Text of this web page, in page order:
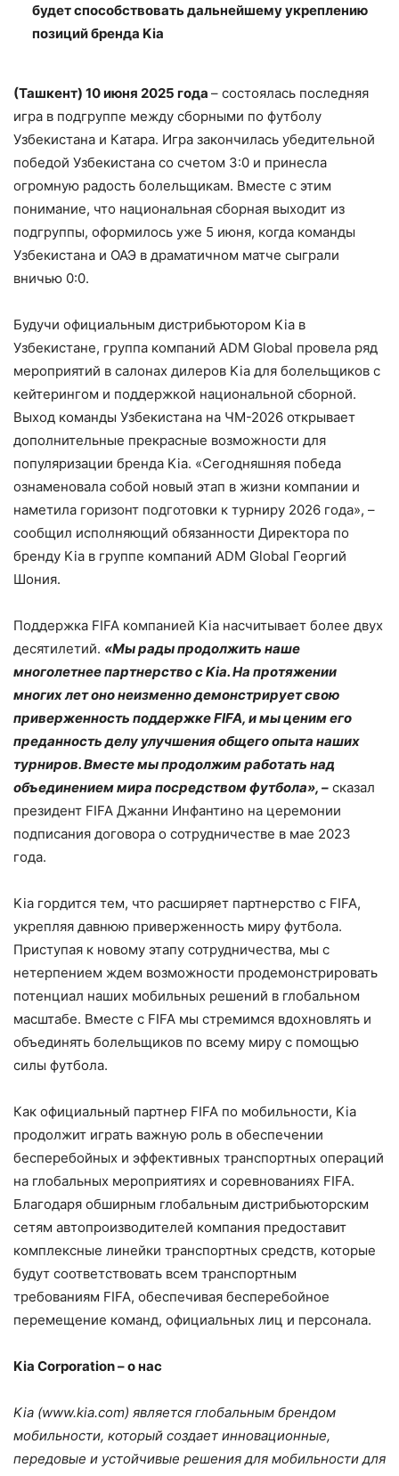
будет способствовать дальнейшему укреплению
позиций бренда Kia
(Ташкент) 10 июня 2025 года – состоялась последняя
игра в подгруппе между сборными по футболу
Узбекистана и Катара. Игра закончилась убедительной
победой Узбекистана со счетом 3:0 и принесла
огромную радость болельщикам. Вместе с этим
понимание, что национальная сборная выходит из
подгруппы, оформилось уже 5 июня, когда команды
Узбекистана и ОАЭ в драматичном матче сыграли
вничью 0:0.
Будучи официальным дистрибьютором Kia в
Узбекистане, группа компаний ADM Global провела ряд
мероприятий в салонах дилеров Kia для болельщиков с
кейтерингом и поддержкой национальной сборной.
Выход команды Узбекистана на ЧМ-2026 открывает
дополнительные прекрасные возможности для
популяризации бренда Kia. «Сегодняшняя победа
ознаменовала собой новый этап в жизни компании и
наметила горизонт подготовки к турниру 2026 года», –
сообщил исполняющий обязанности Директора по
бренду Kia в группе компаний ADM Global Георгий
Шония.
Поддержка FIFA компанией Kia насчитывает более двух
десятилетий. «Мы рады продолжить наше
многолетнее партнерство с Kia. На протяжении
многих лет оно неизменно демонстрирует свою
приверженность поддержке FIFA, и мы ценим его
преданность делу улучшения общего опыта наших
турниров. Вместе мы продолжим работать над
объединением мира посредством футбола», – сказал
президент FIFA Джанни Инфантино на церемонии
подписания договора о сотрудничестве в мае 2023
года.
Kia гордится тем, что расширяет партнерство с FIFA,
укрепляя давнюю приверженность миру футбола.
Приступая к новому этапу сотрудничества, мы с
нетерпением ждем возможности продемонстрировать
потенциал наших мобильных решений в глобальном
масштабе. Вместе с FIFA мы стремимся вдохновлять и
объединять болельщиков по всему миру с помощью
силы футбола.
Как официальный партнер FIFA по мобильности, Kia
продолжит играть важную роль в обеспечении
бесперебойных и эффективных транспортных операций
на глобальных мероприятиях и соревнованиях FIFA.
Благодаря обширным глобальным дистрибьюторским
сетям автопроизводителей компания предоставит
комплексные линейки транспортных средств, которые
будут соответствовать всем транспортным
требованиям FIFA, обеспечивая бесперебойное
перемещение команд, официальных лиц и персонала.
Kia Corporation– о нас
Kia (www.kia.com) является глобальным брендом
мобильности, который создает инновационные,
передовые и устойчивые решения для мобильности для